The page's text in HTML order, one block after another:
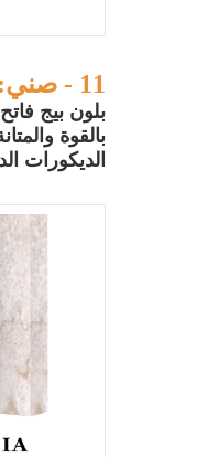
11 - صني:
بلون بيج
بالقوة
الديكورات